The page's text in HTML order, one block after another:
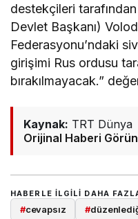
destekçileri
Devlet Başkanı)
Federasyonu’ndaki
girişimi Rus ordusu
bırakılmayacak.”
Kaynak: TRT Dünya
Orijinal Haberi
HABERLE ILGILI DAHA
#cevapsız #